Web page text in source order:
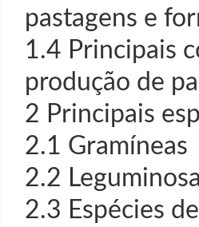
pastagens e
1.4 Principais
produção de
2 Principais
2.1 Gramíneas
2.2
2.3 Espécies